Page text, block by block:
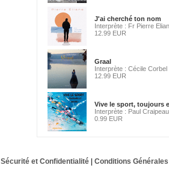
J'ai cherché ton nom
Interprète : Fr Pierre
12.99 EUR
Graal
Interprète : Cécile Corbel
12.99 EUR
Vive le sport, toujours
Interprète : Paul Craipeau
0.99 EUR
Sécurité et Confidentialité| Conditions Générales